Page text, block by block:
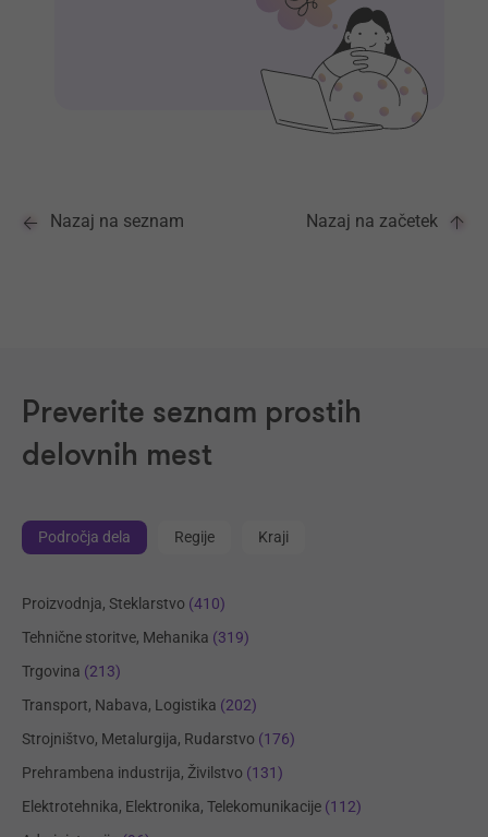
Nazaj na seznam Nazaj na začetek
Preverite seznam prostih
delovnih mest
Področja dela Regije Kraji
Proizvodnja, Steklarstvo (410)
Tehnične storitve, Mehanika (319)
Trgovina (213)
Transport, Nabava, Logistika (202)
Strojništvo, Metalurgija, Rudarstvo (176)
Prehrambena industrija, Živilstvo (131)
Elektrotehnika, Elektronika, Telekomunikacije (112)